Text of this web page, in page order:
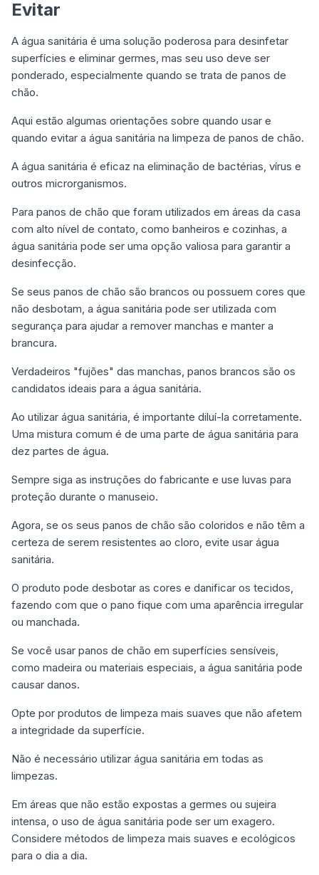
Evitar
A água sanitária é uma solução poderosa para desinfetar
superfícies e eliminar germes, mas seu uso deve ser
ponderado, especialmente quando se trata de panos de
chão.
Aqui estão algumas orientações sobre quando usar e
quando evitar a água sanitária na limpeza de panos de chão.
A água sanitária é eficaz na eliminação de bactérias, vírus e
outros microrganismos.
Para panos de chão que foram utilizados em áreas da casa
com alto nível de contato, como banheiros e cozinhas, a
água sanitária pode ser uma opção valiosa para garantir a
desinfecção.
Se seus panos de chão são brancos ou possuem cores que
não desbotam, a água sanitária pode ser utilizada com
segurança para ajudar a remover manchas e manter a
brancura.
Verdadeiros "fujões" das manchas, panos brancos são os
candidatos ideais para a água sanitária.
Ao utilizar água sanitária, é importante diluí-la corretamente.
Uma mistura comum é de uma parte de água sanitária para
dez partes de água.
Sempre siga as instruções do fabricante e use luvas para
proteção durante o manuseio.
Agora, se os seus panos de chão são coloridos e não têm a
certeza de serem resistentes ao cloro, evite usar água
sanitária.
O produto pode desbotar as cores e danificar os tecidos,
fazendo com que o pano fique com uma aparência irregular
ou manchada.
Se você usar panos de chão em superfícies sensíveis,
como madeira ou materiais especiais, a água sanitária pode
causar danos.
Opte por produtos de limpeza mais suaves que não afetem
a integridade da superfície.
Não é necessário utilizar água sanitária em todas as
limpezas.
Em áreas que não estão expostas a germes ou sujeira
intensa, o uso de água sanitária pode ser um exagero.
Considere métodos de limpeza mais suaves e ecológicos
para o dia a dia.